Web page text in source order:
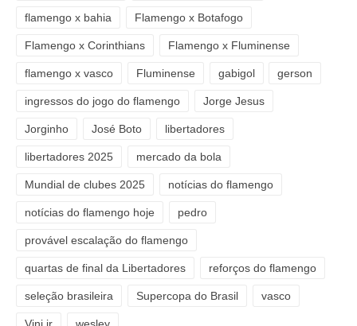
flamengo x bahia Flamengo x Botafogo
Flamengo x Corinthians Flamengo x Fluminense
flamengo x vasco Fluminense gabigol gerson
ingressos do jogo do flamengo Jorge Jesus
Jorginho José Boto libertadores
libertadores 2025 mercado da bola
Mundial de clubes 2025 notícias do flamengo
notícias do flamengo hoje pedro
provável escalação do flamengo
quartas de final da Libertadores reforços do flamengo
seleção brasileira Supercopa do Brasil vasco